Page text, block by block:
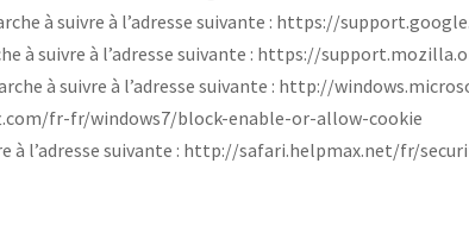
à suivre à l’adresse suivante : https://
à suivre à l’adresse suivante : https://
à suivre à l’adresse suivante : http://
fr-fr/windows7/block-enable-or-allow-cookie
à l’adresse suivante : http://safari.helpmax.net/fr/